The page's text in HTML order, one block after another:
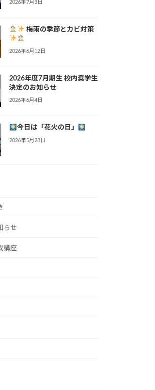
2026年7月3日
梅雨の季節とカビ対策
2026年6月12日
2026年度7月期生 校内奨学生
決定のお知らせ
2026年6月4日
今日は「花火の日」
2026年5月28日
らせ
講座